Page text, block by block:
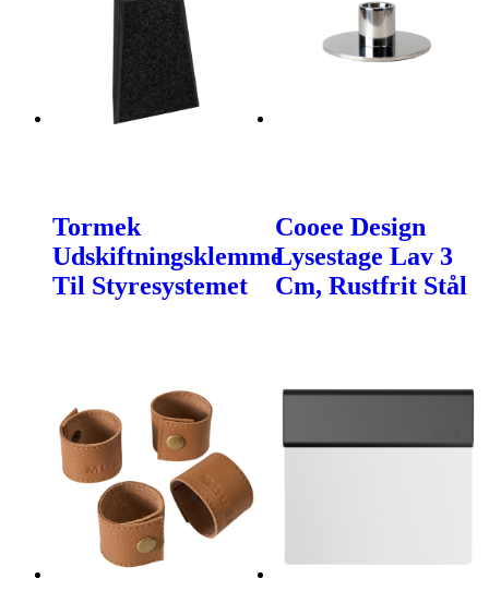
Tormek
Udskiftningsklemme
Til Styresystemet
Cooee Design
Lysestage Lav 3
Cm, Rustfrit Stål